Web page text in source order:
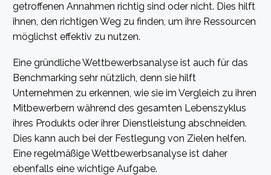
getroffenen Annahmen richtig sind oder nicht. Dies hilft
ihnen, den richtigen Weg zu finden, um ihre Ressourcen
möglichst effektiv zu nutzen.
Eine gründliche Wettbewerbsanalyse ist auch für das
Benchmarking sehr nützlich, denn sie hilft
Unternehmen zu erkennen, wie sie im Vergleich zu ihren
Mitbewerbern während des gesamten Lebenszyklus
ihres Produkts oder ihrer Dienstleistung abschneiden.
Dies kann auch bei der Festlegung von Zielen helfen.
Eine regelmäßige Wettbewerbsanalyse ist daher
ebenfalls eine wichtige Aufgabe.